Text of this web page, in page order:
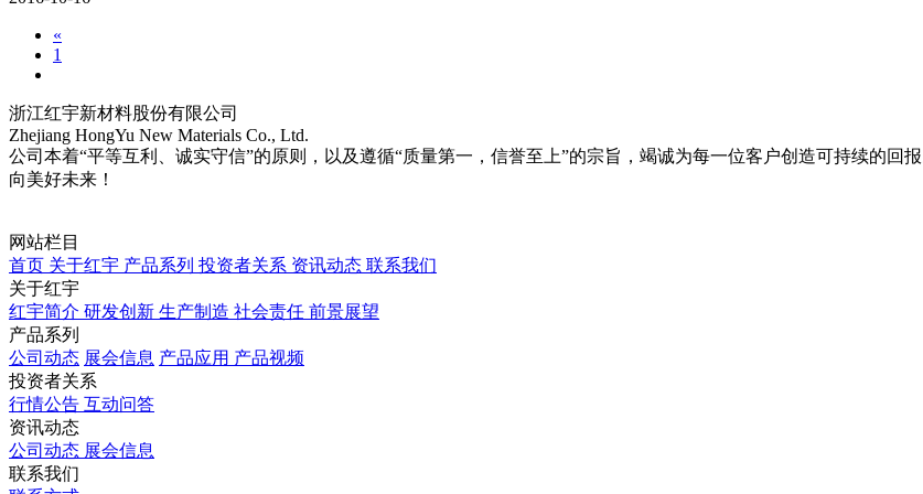
«
1
浙江红宇新材料股份有限公司
Zhejiang HongYu New Materials Co., Ltd.
公司本着“平等互利、诚实守信”的原则，以及遵循“质量第一，信誉至上”的宗旨，竭诚为每一位客户创造可持续的
向美好未来！
网站栏目
首页 关于红宇 产品系列 投资者关系 资讯动态 联系我们
关于红宇
红宇简介 研发创新 生产制造 社会责任 前景展望
产品系列
公司动态 展会信息 产品应用 产品视频
投资者关系
行情公告 互动问答
资讯动态
公司动态 展会信息
联系我们